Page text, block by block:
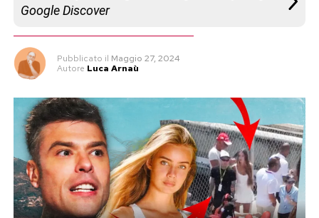
Google Discover
Pubblicato il Maggio 27, 2024
Autore Luca Arnaù